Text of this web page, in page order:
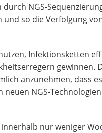
NGS-
so die Verfolgung
Infektionsketten
anzunehmen, dass
NGS-
innerhalb nur weniger